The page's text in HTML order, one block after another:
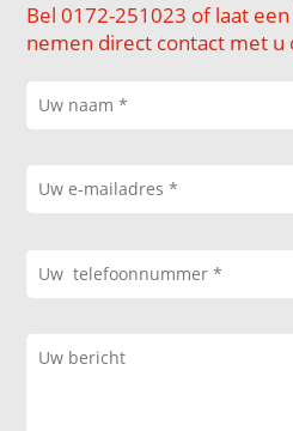
Bel 0172-251023 of laat
nemen direct contact met u